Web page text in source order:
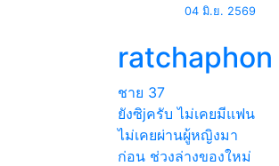
04 มิ.ย. 2569
ratchaphon
ชาย 37
ยังซิjครับ ไม่เคยมีแฟน
ไม่เคยผ่านผู้หญิงมา
ก่อน ช่วงล่างของใหม่